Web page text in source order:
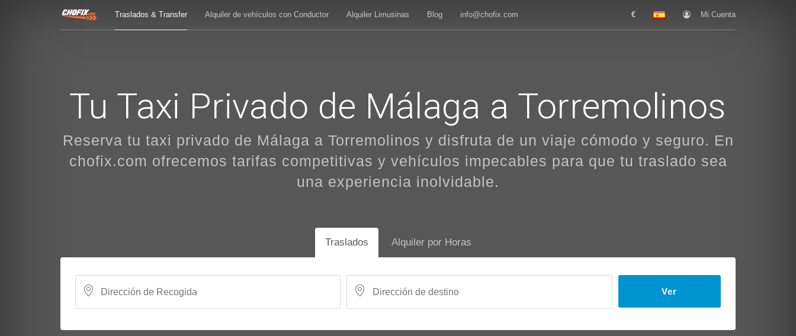
Traslados & Transfer Alquiler de vehículos con Conductor Alquiler Limusinas Blog info@chofix.com € Mi Cuenta
Tu Taxi Privado de Málaga a Torremolinos
Reserva tu taxi privado de Málaga a Torremolinos y disfruta de un viaje cómodo y seguro. En
chofix.com ofrecemos tarifas competitivas y vehículos impecables para que tu traslado sea
una experiencia inolvidable.
Traslados Alquiler por Horas
Ver